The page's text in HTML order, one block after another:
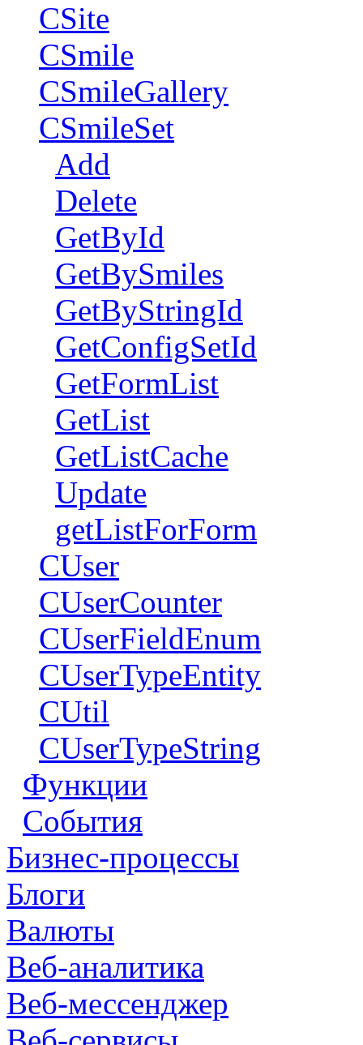
CSite
CSmile
CSmileGallery
CSmileSet
Add
Delete
GetById
GetBySmiles
GetByStringId
GetConfigSetId
GetFormList
GetList
GetListCache
Update
getListForForm
CUser
CUserCounter
CUserFieldEnum
CUserTypeEntity
CUtil
CUserTypeString
Функции
События
Бизнес-процессы
Блоги
Валюты
Веб-аналитика
Веб-мессенджер